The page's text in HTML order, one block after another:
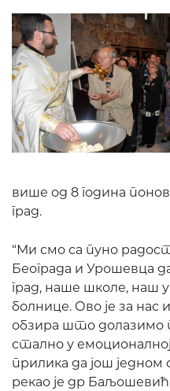
више од 8 година
град.
“Ми смо са пуно
Београда и Урошевца
град, наше школе,
болнице. Ово је за нас
обзира што
стално у
прилика да још
рекао је др